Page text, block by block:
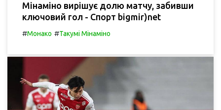
Мінаміно вирішує долю матчу, забивши
ключовий гол - Спорт bigmir)net
#Монако #Такумі Мінаміно